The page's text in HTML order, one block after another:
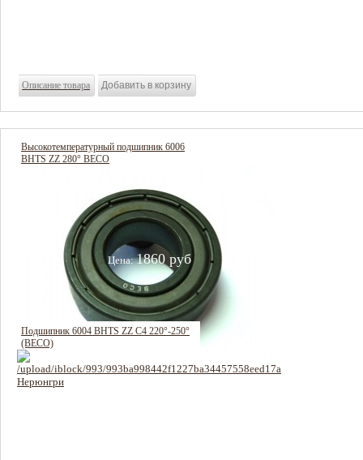
Описание товара
Высокотемпературный подшипник 6006
BHTS ZZ 280° BECO
Цена:1860 руб
Описание товара
Подшипник 6004 BHTS ZZ C4 220°-250°
(BECO)